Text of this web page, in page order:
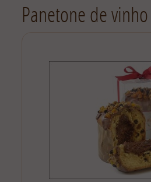
Site
Minha Conta
Lista De
Panetone de